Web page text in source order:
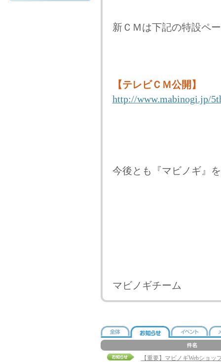
新ＣＭは下記の特設ペ
【テレビＣＭ公開】
http://www.mabinogi.jp/
今後とも『マビノギ』
マビノギチーム
【重要】マビノギWebショ